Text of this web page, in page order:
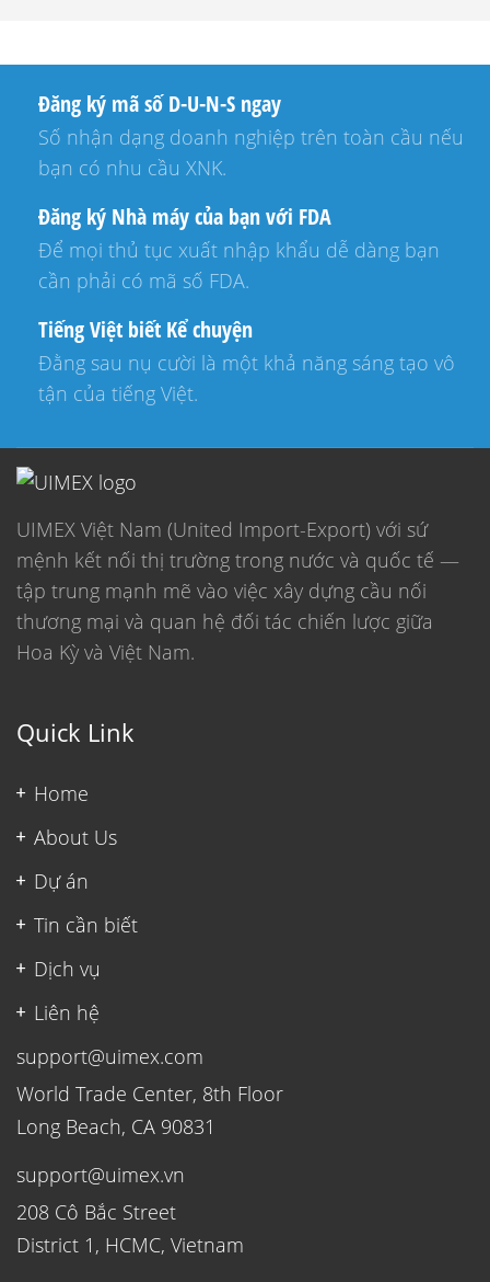
Đăng ký mã số D-U-N-S ngay
Số nhận dạng doanh nghiệp trên toàn cầu nếu
bạn có nhu cầu XNK.
Đăng ký Nhà máy của bạn với FDA
Để mọi thủ tục xuất nhập khẩu dễ dàng bạn
cần phải có mã số FDA.
Tiếng Việt biết Kể chuyện
Đằng sau nụ cười là một khả năng sáng tạo vô
tận của tiếng Việt.
UIMEX Việt Nam (United Import-Export) với sứ
mệnh kết nối thị trường trong nước và quốc tế —
tập trung mạnh mẽ vào việc xây dựng cầu nối
thương mại và quan hệ đối tác chiến lược giữa
Hoa Kỳ và Việt Nam.
Quick Link
Home
About Us
Dự án
Tin cần biết
Dịch vụ
Liên hệ
support@uimex.com
World Trade Center, 8th Floor
Long Beach, CA 90831
support@uimex.vn
208 Cô Bắc Street
District 1, HCMC, Vietnam